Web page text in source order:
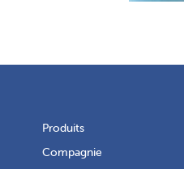
Produits
Compagnie